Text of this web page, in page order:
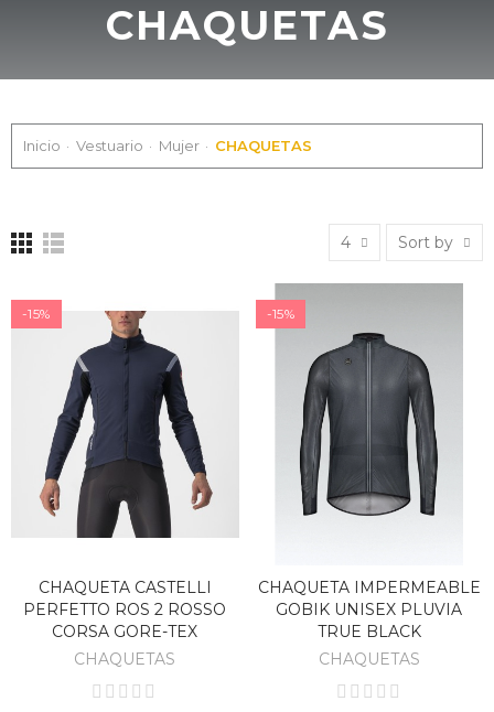
CHAQUETAS
Inicio Vestuario Mujer CHAQUETAS
4 Sort by
-15%
CHAQUETA CASTELLI
PERFETTO ROS 2 ROSSO
CORSA GORE-TEX
CHAQUETAS
-15%
CHAQUETA IMPERMEABLE
GOBIK UNISEX PLUVIA
TRUE BLACK
CHAQUETAS